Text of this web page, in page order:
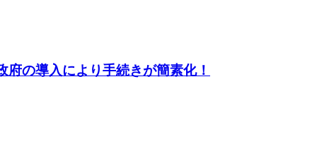
の導入により手続きが簡素化！